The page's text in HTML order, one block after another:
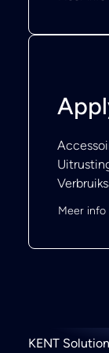
Meer info
KENT